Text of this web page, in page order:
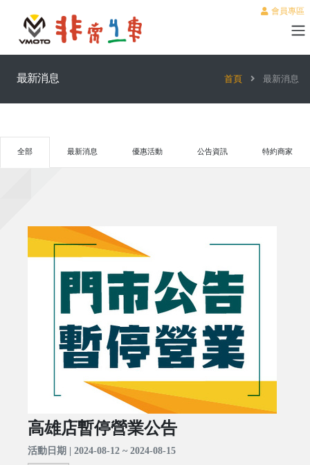
會員專區
最新消息 首頁 最新消息
全部 最新消息 優惠活動 公告資訊 特約商家
高雄店暫停營業公告
活動日期 | 2024-08-12 ~ 2024-08-15